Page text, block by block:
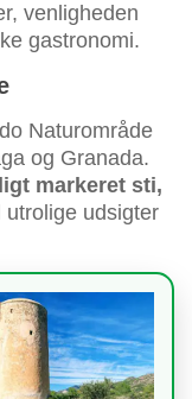
venligheden
gastronomi.
Naturområde
og Granada.
markeret sti,
utrolige udsigter